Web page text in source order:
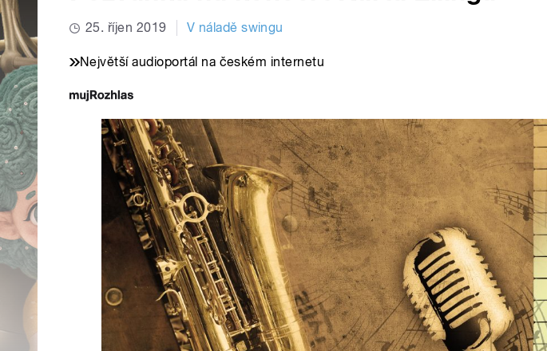
25. říjen 2019 V náladě swingu
Největší audioportál na českém internetu